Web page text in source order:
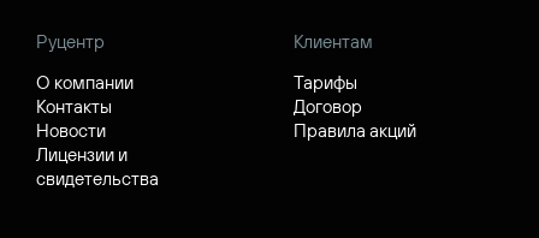
Руцентр
О компании
Контакты
Новости
Лицензии и
свидетельства
Клиентам
Тарифы
Договор
Правила акций